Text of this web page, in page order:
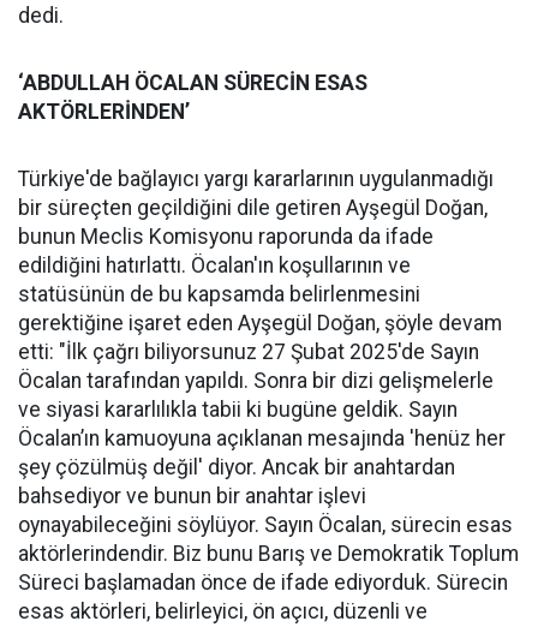
dedi.
‘ABDULLAH ÖCALAN SÜRECİN ESAS
AKTÖRLERİNDEN’
Türkiye'de bağlayıcı yargı kararlarının uygulanmadığı
bir süreçten geçildiğini dile getiren Ayşegül Doğan,
bunun Meclis Komisyonu raporunda da ifade
edildiğini hatırlattı. Öcalan'ın koşullarının ve
statüsünün de bu kapsamda belirlenmesini
gerektiğine işaret eden Ayşegül Doğan, şöyle devam
etti: "İlk çağrı biliyorsunuz 27 Şubat 2025'de Sayın
Öcalan tarafından yapıldı. Sonra bir dizi gelişmelerle
ve siyasi kararlılıkla tabii ki bugüne geldik. Sayın
Öcalan’ın kamuoyuna açıklanan mesajında 'henüz her
şey çözülmüş değil' diyor. Ancak bir anahtardan
bahsediyor ve bunun bir anahtar işlevi
oynayabileceğini söylüyor. Sayın Öcalan, sürecin esas
aktörlerindendir. Biz bunu Barış ve Demokratik Toplum
Süreci başlamadan önce de ifade ediyorduk. Sürecin
esas aktörleri, belirleyici, ön açıcı, düzenli ve